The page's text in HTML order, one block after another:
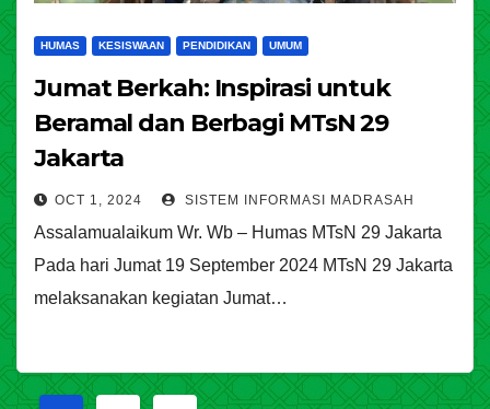
HUMAS KESISWAAN PENDIDIKAN UMUM
Jumat Berkah: Inspirasi untuk
Beramal dan Berbagi MTsN 29
Jakarta
OCT 1, 2024 SISTEM INFORMASI MADRASAH
Assalamualaikum Wr. Wb – Humas MTsN 29 Jakarta
Pada hari Jumat 19 September 2024 MTsN 29 Jakarta
melaksanakan kegiatan Jumat…